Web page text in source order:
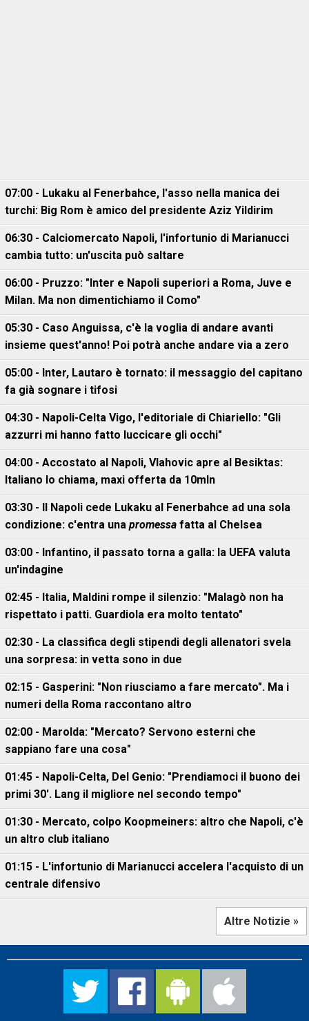
07:00 - Lukaku al Fenerbahce, l'asso nella manica dei
turchi: Big Rom è amico del presidente Aziz Yildirim
06:30 - Calciomercato Napoli, l'infortunio di Marianucci
cambia tutto: un'uscita può saltare
06:00 - Pruzzo: "Inter e Napoli superiori a Roma, Juve e
Milan. Ma non dimentichiamo il Como"
05:30 - Caso Anguissa, c'è la voglia di andare avanti
insieme quest'anno! Poi potrà anche andare via a zero
05:00 - Inter, Lautaro è tornato: il messaggio del capitano
fa già sognare i tifosi
04:30 - Napoli-Celta Vigo, l'editoriale di Chiariello: "Gli
azzurri mi hanno fatto luccicare gli occhi"
04:00 - Accostato al Napoli, Vlahovic apre al Besiktas:
Italiano lo chiama, maxi offerta da 10mln
03:30 - Il Napoli cede Lukaku al Fenerbahce ad una sola
condizione: c'entra una promessa fatta al Chelsea
03:00 - Infantino, il passato torna a galla: la UEFA valuta
un'indagine
02:45 - Italia, Maldini rompe il silenzio: "Malagò non ha
rispettato i patti. Guardiola era molto tentato"
02:30 - La classifica degli stipendi degli allenatori svela
una sorpresa: in vetta sono in due
02:15 - Gasperini: "Non riusciamo a fare mercato". Ma i
numeri della Roma raccontano altro
02:00 - Marolda: "Mercato? Servono esterni che
sappiano fare una cosa"
01:45 - Napoli-Celta, Del Genio: "Prendiamoci il buono dei
primi 30'. Lang il migliore nel secondo tempo"
01:30 - Mercato, colpo Koopmeiners: altro che Napoli, c'è
un altro club italiano
01:15 - L'infortunio di Marianucci accelera l'acquisto di un
centrale difensivo
Altre Notizie »